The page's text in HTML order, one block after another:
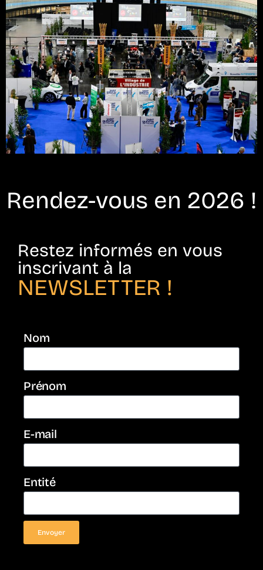
Rendez-vous en 2026 !
Restez informés en vous
inscrivant à la
NEWSLETTER !
Nom
Prénom
E-mail
Entité
Envoyer